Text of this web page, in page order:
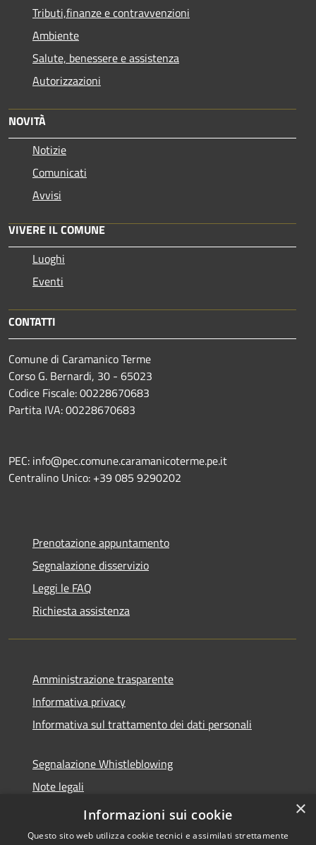
Tributi,finanze e contravvenzioni
Ambiente
Salute, benessere e assistenza
Autorizzazioni
NOVITÀ
Notizie
Comunicati
Avvisi
VIVERE IL COMUNE
Luoghi
Eventi
CONTATTI
Comune di Caramanico Terme
Corso G. Bernardi, 30 - 65023
Codice Fiscale: 00228670683
Partita IVA: 00228670683
PEC: info@pec.comune.caramanicoterme.pe.it
Centralino Unico: +39 085 9290202
Prenotazione appuntamento
Segnalazione disservizio
Leggi le FAQ
Richiesta assistenza
Amministrazione trasparente
Informativa privacy
Informativa sul trattamento dei dati personali
Segnalazione Whistleblowing
Note legali
Dichiarazione di accessibilità
×
Informazioni sui cookie
Questo sito web utilizza cookie tecnici e assimilati strettamente